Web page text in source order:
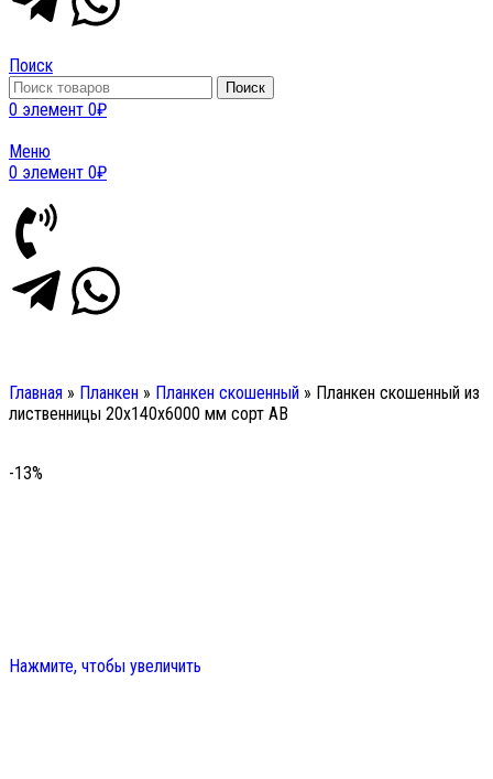
Поиск
Поиск
0 элемент 0₽
Меню
0 элемент 0₽
Главная » Планкен » Планкен скошенный » Планкен скошенный из
лиственницы 20х140х6000 мм сорт АВ
-13%
Нажмите, чтобы увеличить